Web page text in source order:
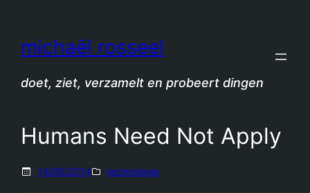
michaël rosseel
doet, ziet, verzamelt en probeert dingen
Humans Need Not Apply
14/08/2014 technologie